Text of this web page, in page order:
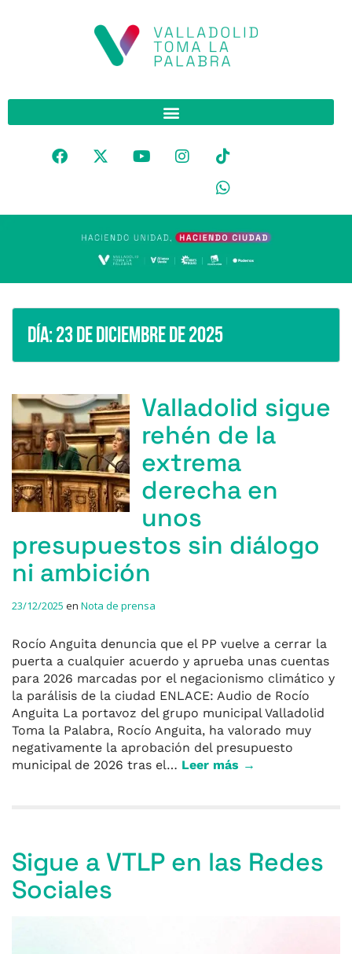
Día:23 de diciembre de 2025
Valladolid sigue
rehén de la
extrema
derecha en
unos
presupuestos sin diálogo
ni ambición
23/12/2025 en Nota de prensa
Rocío Anguita denuncia que el PP vuelve a cerrar la
puerta a cualquier acuerdo y aprueba unas cuentas
para 2026 marcadas por el negacionismo climático y
la parálisis de la ciudad ENLACE: Audio de Rocío
Anguita La portavoz del grupo municipal Valladolid
Toma la Palabra, Rocío Anguita, ha valorado muy
negativamente la aprobación del presupuesto
municipal de 2026 tras el… Leer más →
Sigue a VTLP en las Redes
Sociales